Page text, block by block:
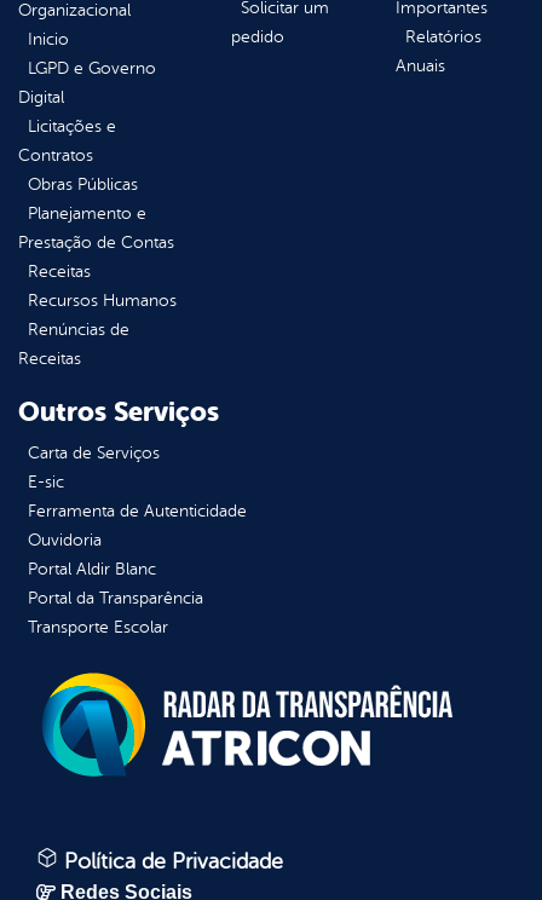
Organizacional
Inicio
LGPD e Governo
Digital
Licitações e
Contratos
Obras Públicas
Planejamento e
Prestação de Contas
Receitas
Recursos Humanos
Renúncias de
Receitas
Solicitar um
pedido
Importantes
Relatórios
Anuais
Outros Serviços
Carta de Serviços
E-sic
Ferramenta de Autenticidade
Ouvidoria
Portal Aldir Blanc
Portal da Transparência
Transporte Escolar
Política de Privacidade
Redes Sociais